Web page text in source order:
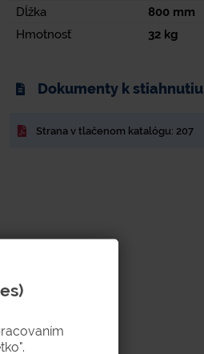
Dĺžka
800 mm
Hmotnosť
32 kg
Dokumenty k stiahnutiu
Strana v tlačenom katalógu: 207